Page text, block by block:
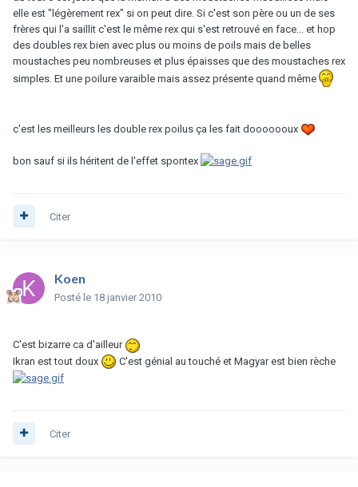
elle est "légèrement rex" si on peut dire. Si c'est son père ou un de ses
frères qui l'a saillit c'est le même rex qui s'est retrouvé en face... et hop
des doubles rex bien avec plus ou moins de poils mais de belles
moustaches peu nombreuses et plus épaisses que des moustaches rex
simples. Et une poilure varaible mais assez présente quand même
c'est les meilleurs les double rex poilus ça les fait dooooooux
bon sauf si ils héritent de l'effet spontex
Citer
Koen
Posté le 18 janvier 2010
C'est bizarre ca d'ailleur
Ikran est tout doux
C'est génial au touché et Magyar est bien rèche
Citer